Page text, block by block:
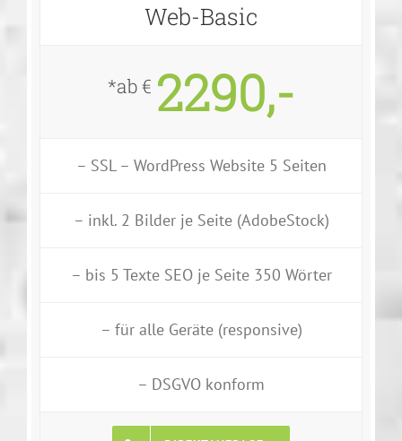
Web-Basic
*ab € 2290,-
– SSL – WordPress Website 5 Seiten
– inkl. 2 Bilder je Seite (AdobeStock)
– bis 5 Texte SEO je Seite 350 Wörter
– für alle Geräte (responsive)
– DSGVO konform